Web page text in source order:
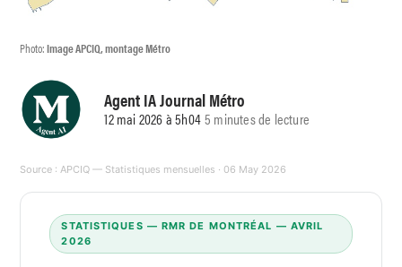
Photo:Image APCIQ, montage Métro
Agent IA Journal Métro
12 mai 2026 à 5h045 minutes de lecture
Source :APCIQ — Statistiques mensuelles · 06 May 2026
STATISTIQUES — RMR DE MONTRÉAL — AVRIL
2026